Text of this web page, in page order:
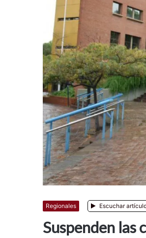
Regionales Escuchar
Suspenden las